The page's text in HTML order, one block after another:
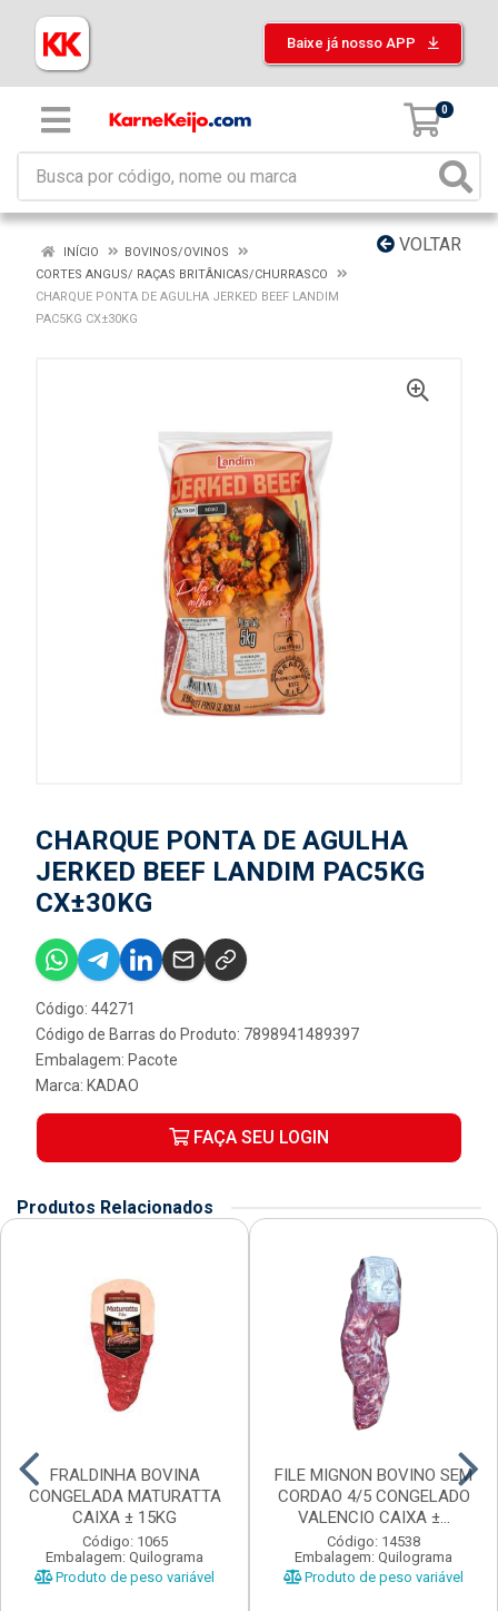
Baixe já nosso APP
0
VOLTAR
INÍCIO
BOVINOS/OVINOS
CORTES ANGUS/ RAÇAS BRITÂNICAS/CHURRASCO
CHARQUE PONTA DE AGULHA JERKED BEEF LANDIM
PAC5KG CX±30KG
CHARQUE PONTA DE AGULHA
JERKED BEEF LANDIM PAC5KG
CX±30KG
Código: 44271
Código de Barras do Produto: 7898941489397
Embalagem: Pacote
Marca: KADAO
FAÇA SEU LOGIN
Produtos Relacionados
FRALDINHA BOVINA
CONGELADA MATURATTA
CAIXA ± 15KG
Código: 1065
Embalagem: Quilograma
Produto de peso variável
FILE MIGNON BOVINO SEM
CORDAO 4/5 CONGELADO
VALENCIO CAIXA ±...
Código: 14538
Embalagem: Quilograma
Produto de peso variável